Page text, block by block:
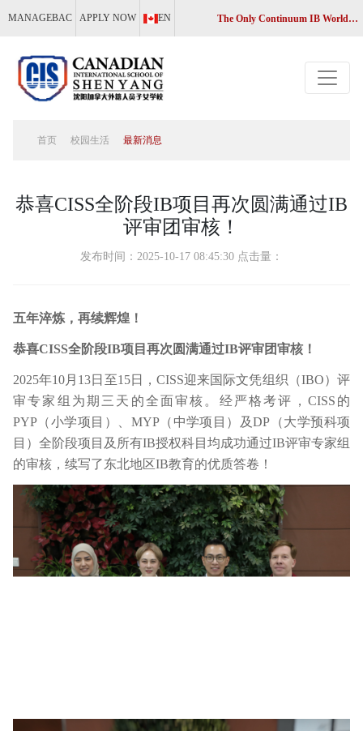
MANAGEBAC APPLY NOW EN The Only Continuum IB World School in Liaoning, China
首页 校园生活 最新消息
恭喜CISS全阶段IB项目再次圆满通过IB
评审团审核！
发布时间：2025-10-17 08:45:30 点击量：
五年淬炼，再续辉煌！
恭喜CISS全阶段IB项目再次圆满通过IB评审团审核！
2025年10月13日至15日，CISS迎来国际文凭组织（IBO）评
审专家组为期三天的全面审核。经严格考评，CISS的
PYP（小学项目）、MYP（中学项目）及DP（大学预科项
目）全阶段项目及所有IB授权科目均成功通过IB评审专家组
的审核，续写了东北地区IB教育的优质答卷！